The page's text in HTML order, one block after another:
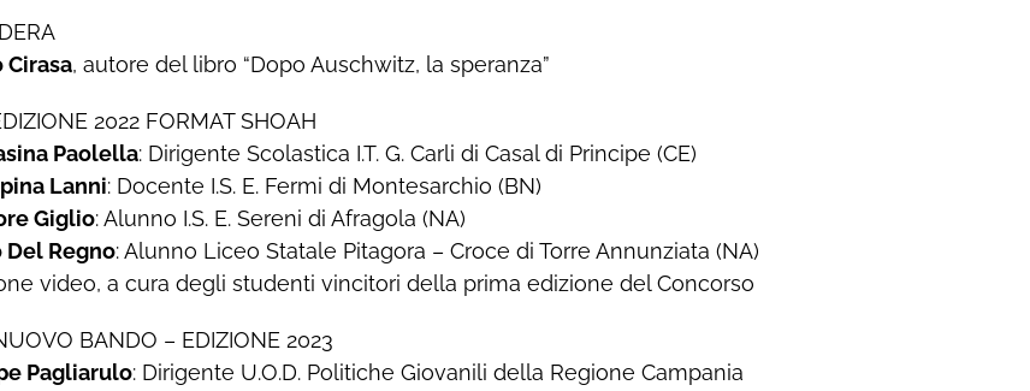
Cirasa, autore del libro “Dopo Auschwitz, la speranza”
2022 FORMAT SHOAH
Paolella: Dirigente Scolastica I.T. G. Carli di Casal di Principe (CE)
Lanni: Docente I.S. E. Fermi di Montesarchio (BN)
Giglio: Alunno I.S. E. Sereni di Afragola (NA)
Del Regno: Alunno Liceo Statale Pitagora – Croce di Torre Annunziata (NA)
video, a cura degli studenti vincitori della prima edizione del Concorso
BANDO – EDIZIONE 2023
Pagliarulo: Dirigente U.O.D. Politiche Giovanili della Regione Campania